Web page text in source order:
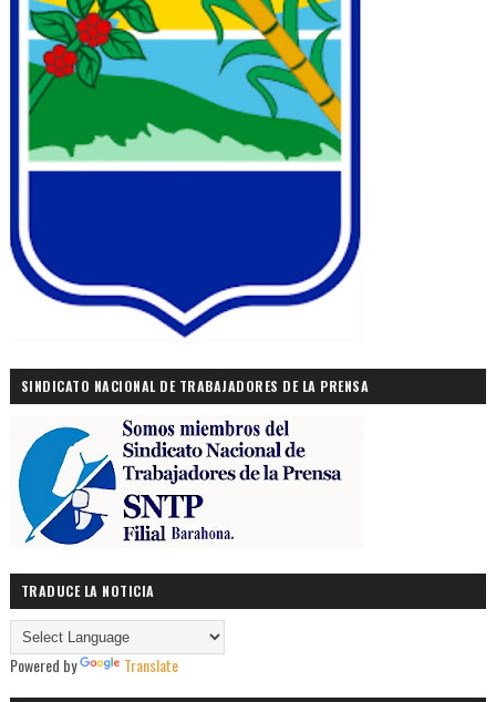
SINDICATO NACIONAL DE TRABAJADORES DE LA PRENSA
TRADUCE LA NOTICIA
Powered by Translate